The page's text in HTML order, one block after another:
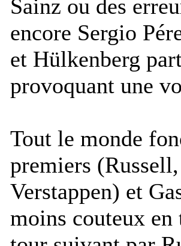
Sainz ou des
encore Sergio
et Hülkenberg
provoquant une
Tout le monde
premiers
Verstappen) et
moins couteux